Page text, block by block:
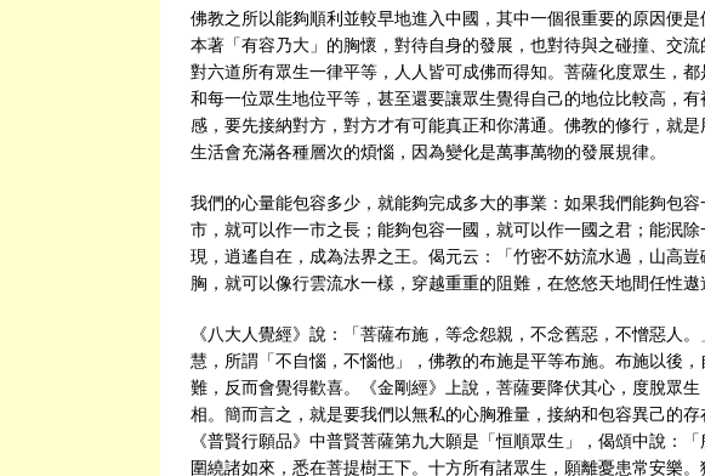
佛教之所以能夠順利並較早地進入中國，其中一個很重要的原因便
本著「有容乃大」的胸懷，對待自身的發展，也對待與之碰撞、交
對六道所有眾生一律平等，人人皆可成佛而得知。菩薩化度眾生，
和每一位眾生地位平等，甚至還要讓眾生覺得自己的地位比較高，
感，要先接納對方，對方才有可能真正和你溝通。佛教的修行，就
生活會充滿各種層次的煩惱，因為變化是萬事萬物的發展規律。
我們的心量能包容多少，就能夠完成多大的事業：如果我們能夠包
市，就可以作一市之長；能夠包容一國，就可以作一國之君；能泯
現，逍遙自在，成為法界之王。偈元云：「竹密不妨流水過，山高
胸，就可以像行雲流水一樣，穿越重重的阻難，在悠悠天地間任性遨
《八大人覺經》說：「菩薩布施，等念怨親，不念舊惡，不憎惡人
慧，所謂「不自惱，不惱他」，佛教的布施是平等布施。布施以後
難，反而會覺得歡喜。《金剛經》上說，菩薩要降伏其心，度脫眾
相。簡而言之，就是要我們以無私的心胸雅量，接納和包容異己的存
《普賢行願品》中普賢菩薩第九大願是「恒順眾生」，偈頌中說：
圍繞諸如來，悉在菩提樹王下。十方所有諸眾生，願離憂患常安樂